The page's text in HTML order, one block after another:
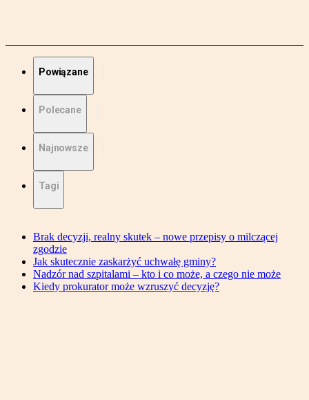
Powiązane
Polecane
Najnowsze
Tagi
Brak decyzji, realny skutek – nowe przepisy o milczącej
zgodzie
Jak skutecznie zaskarżyć uchwałę gminy?
Nadzór nad szpitalami – kto i co może, a czego nie może
Kiedy prokurator może wzruszyć decyzję?